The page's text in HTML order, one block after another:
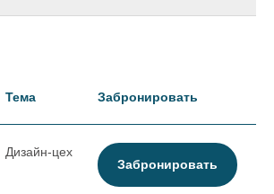
Тема Забронировать
Дизайн-цех
Забронировать